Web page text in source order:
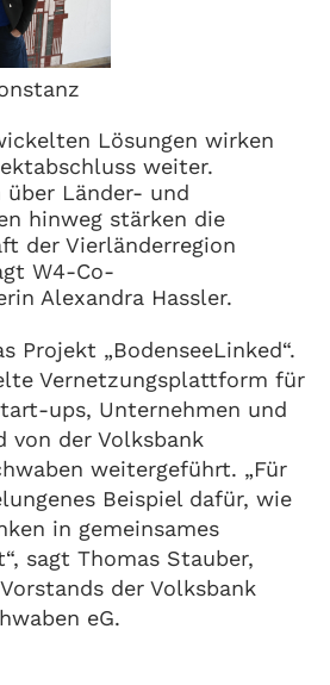
Lösungen wirken
weiter.
über Länder- und
hinweg stärken die
der Vierländerregion
W4-Co-
Alexandra Hassler.
Projekt „BodenseeLinked“.
Vernetzungsplattform für
ups, Unternehmen und
von der Volksbank
weitergeführt. „Für
Beispiel dafür, wie
in gemeinsames
sagt Thomas Stauber,
der Volksbank
eG.